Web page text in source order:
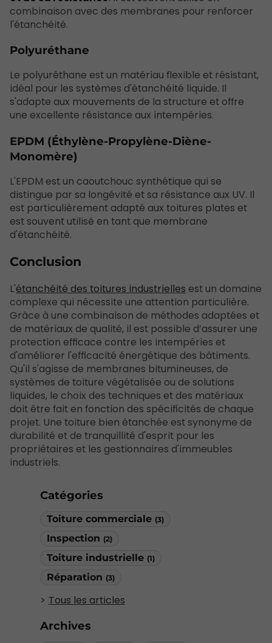
Catégories
Toiture commerciale (3)
Inspection (2)
Toiture industrielle (1)
Réparation (3)
Tous les articles
Archives
combinaison avec des membranes pour renforcer
l'étanchéité.
Polyuréthane
Le polyuréthane est un matériau flexible et résistant,
idéal pour les systèmes d'étanchéité liquide. Il
s'adapte aux mouvements de la structure et offre
une excellente résistance aux intempéries.
EPDM (Éthylène-Propylène-Diène-
Monomère)
L'EPDM est un caoutchouc synthétique qui se
distingue par sa longévité et sa résistance aux UV. Il
est particulièrement adapté aux toitures plates et
est souvent utilisé en tant que membrane
d'étanchéité.
Conclusion
L'étanchéité des toitures industrielles est un domaine
complexe qui nécessite une attention particulière.
Grâce à une combinaison de méthodes adaptées et
de matériaux de qualité, il est possible d’assurer une
protection efficace contre les intempéries et
d'améliorer l'efficacité énergétique des bâtiments.
Qu'il s'agisse de membranes bitumineuses, de
systèmes de toiture végétalisée ou de solutions
liquides, le choix des techniques et des matériaux
doit être fait en fonction des spécificités de chaque
projet. Une toiture bien étanchée est synonyme de
durabilité et de tranquillité d'esprit pour les
propriétaires et les gestionnaires d'immeubles
industriels.